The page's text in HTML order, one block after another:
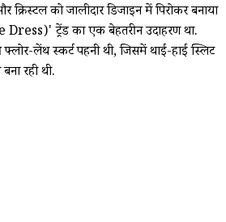
क्रिस्टल को जालीदार डिजाइन में पिरोकर बनाया
Dress)' ट्रेंड का एक बेहतरीन उदाहरण था.
लेंथ स्कर्ट पहनी थी, जिसमें थाई-हाई स्लिट
रही थी.